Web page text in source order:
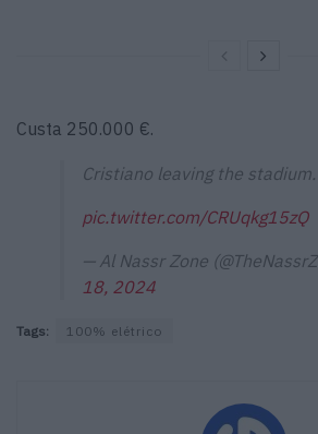
Custa 250.000 €.
Cristiano leaving the stadium.
pic.twitter.com/CRUqkg15zQ
— Al Nassr Zone
18, 2024
Tags: 100% elétrico